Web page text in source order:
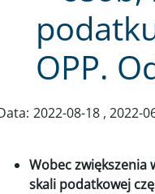
OPP.
2022-08-18 2022-
Wobec
skali podatkowej